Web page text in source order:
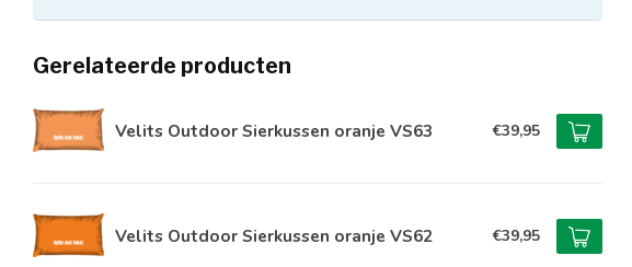
Gerelateerde producten
Velits Outdoor Sierkussen oranje VS63 €39,95
Velits Outdoor Sierkussen oranje VS62 €39,95